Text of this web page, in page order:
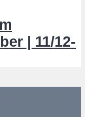
| 11/12-